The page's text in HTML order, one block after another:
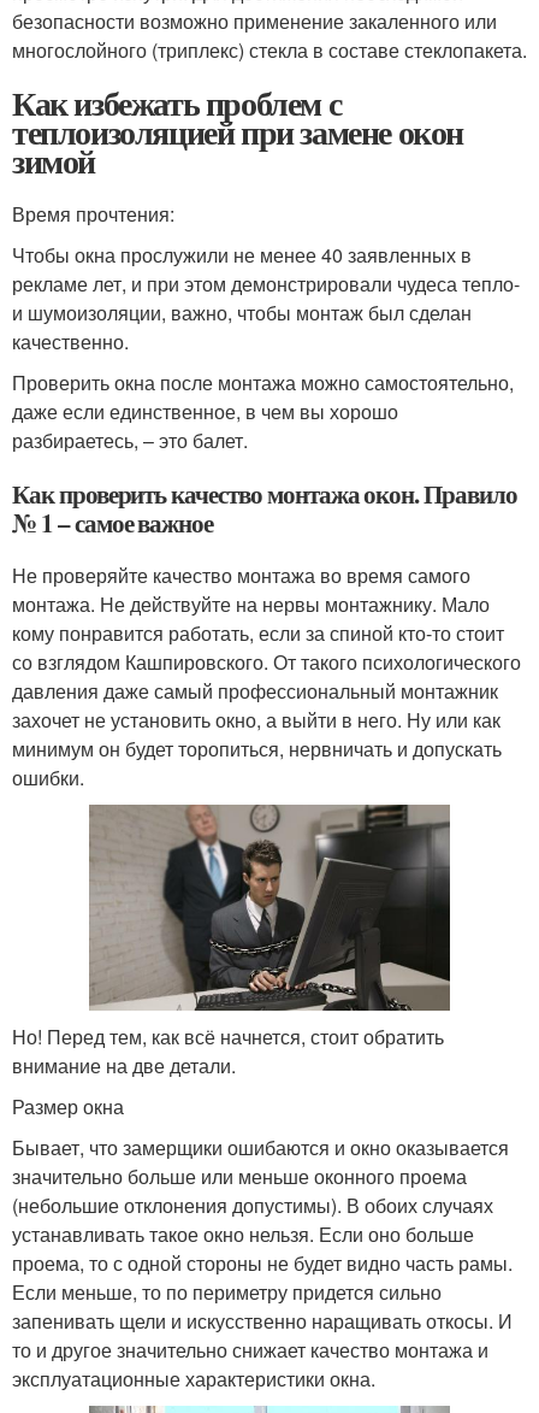
безопасности возможно применение закаленного или
многослойного (триплекс) стекла в составе стеклопакета.
Как избежать проблем с
теплоизоляцией при замене окон
зимой
Время прочтения:
Чтобы окна прослужили не менее 40 заявленных в
рекламе лет, и при этом демонстрировали чудеса тепло-
и шумоизоляции, важно, чтобы монтаж был сделан
качественно.
Проверить окна после монтажа можно самостоятельно,
даже если единственное, в чем вы хорошо
разбираетесь, – это балет.
Как проверить качество монтажа окон. Правило
№ 1 – самое важное
Не проверяйте качество монтажа во время самого
монтажа. Не действуйте на нервы монтажнику. Мало
кому понравится работать, если за спиной кто-то стоит
со взглядом Кашпировского. От такого психологического
давления даже самый профессиональный монтажник
захочет не установить окно, а выйти в него. Ну или как
минимум он будет торопиться, нервничать и допускать
ошибки.
Но! Перед тем, как всё начнется, стоит обратить
внимание на две детали.
Размер окна
Бывает, что замерщики ошибаются и окно оказывается
значительно больше или меньше оконного проема
(небольшие отклонения допустимы). В обоих случаях
устанавливать такое окно нельзя. Если оно больше
проема, то с одной стороны не будет видно часть рамы.
Если меньше, то по периметру придется сильно
запенивать щели и искусственно наращивать откосы. И
то и другое значительно снижает качество монтажа и
эксплуатационные характеристики окна.